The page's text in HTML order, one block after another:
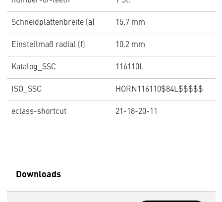
Schneidplattenbreite (a) 15.7 mm
Einstellmaß radial (f) 10.2 mm
Katalog_SSC 116110L
ISO_SSC HORN116110$84L$$$$$
eclass-shortcut 21-18-20-11
Downloads